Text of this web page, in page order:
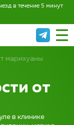
в течение 5 минут
марихуаны
от
в клинике